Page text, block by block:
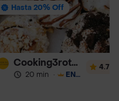
Hasta 20% Off
Cooking3rothers
20 min · ENVÍO GRATIS
4.7